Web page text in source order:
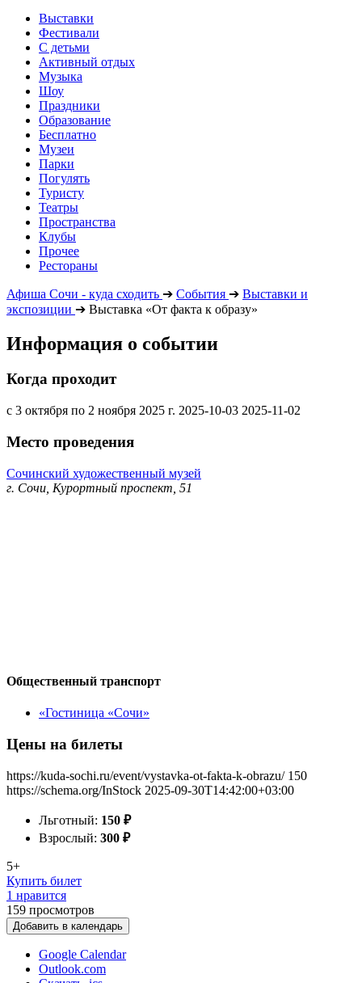
Выставки
Фестивали
С детьми
Активный отдых
Музыка
Шоу
Праздники
Образование
Бесплатно
Музеи
Парки
Погулять
Туристу
Театры
Пространства
Клубы
Прочее
Рестораны
Афиша Сочи - куда сходить ➔ События ➔ Выставки и
экспозиции ➔ Выставка «От факта к образу»
Информация о событии
Когда проходит
с 3 октября по 2 ноября 2025 г. 2025-10-03 2025-11-02
Место проведения
Сочинский художественный музей
г. Сочи, Курортный проспект, 51
Общественный транспорт
«Гостиница «Сочи»
Цены на билеты
https://kuda-sochi.ru/event/vystavka-ot-fakta-k-obrazu/ 150
https://schema.org/InStock 2025-09-30T14:42:00+03:00
Льготный: 150 ₽
Взрослый: 300 ₽
5+
Купить билет
1 нравится
159 просмотров
Добавить в календарь
Google Calendar
Outlook.com